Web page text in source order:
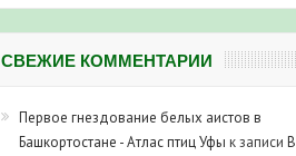
СВЕЖИЕ КОММЕНТАРИИ
Первое гнездование белых аистов в
Башкортостане - Атлас птиц Уфы к записи В